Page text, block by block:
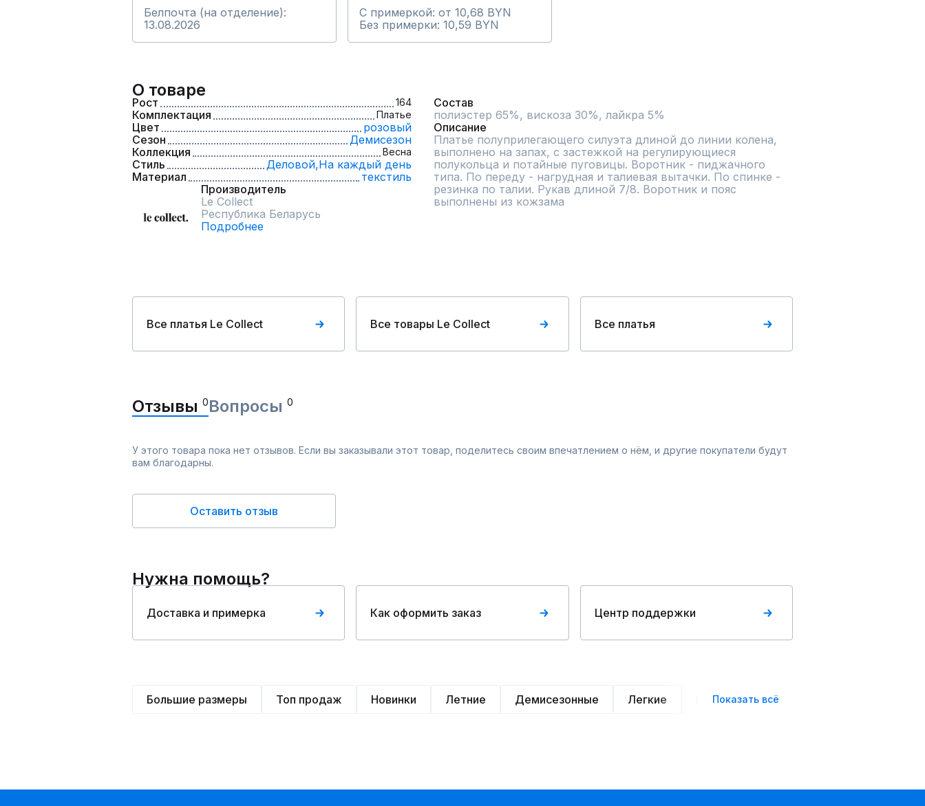
Белпочта (на отделение):
13.08.2026
С примеркой: от 10,68 BYN
Без примерки: 10,59 BYN
О товаре
Рост 164
Комплектация Платье
Цвет
розовый
Сезон
Демисезон
Коллекция
Весна
Стиль Деловой,На каждый день
Материал
текстиль
Производитель
Le Collect
Республика Беларусь
Подробнее
Состав
полиэстер 65%, вискоза 30%, лайкра 5%
Описание
Платье полуприлегающего силуэта длиной до линии колена,
выполнено на запах, с застежкой на регулирующиеся
полукольца и потайные пуговицы. Воротник - пиджачного
типа. По переду - нагрудная и талиевая вытачки. По спинке -
резинка по талии. Рукав длиной 7/8. Воротник и пояс
выполнены из кожзама
Все платья Le Collect Все товары Le Collect Все платья
Отзывы 0Вопросы 0
У этого товара пока нет отзывов. Если вы заказывали этот товар, поделитесь своим впечатлением о нём, и другие покупатели будут
вам благодарны.
Оставить отзыв
Нужна помощь?
Доставка и примерка Как оформить заказ Центр поддержки
Большие размеры Топ продаж Новинки Летние Демисезонные Легкие Нарядные
Показать всё